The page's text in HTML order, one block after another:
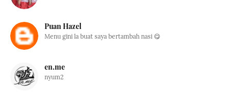
Puan Hazel
Menu gini la buat saya bertambah nasi 😋
en.me
nyum2